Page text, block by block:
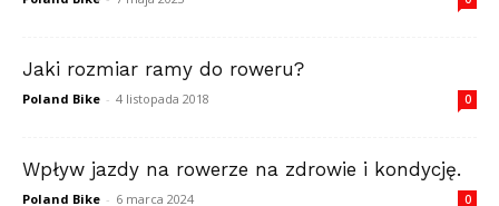
Jaki rozmiar ramy do roweru?
Poland Bike - 4 listopada 2018 0
Wpływ jazdy na rowerze na zdrowie i kondycję.
Poland Bike - 6 marca 2024 0